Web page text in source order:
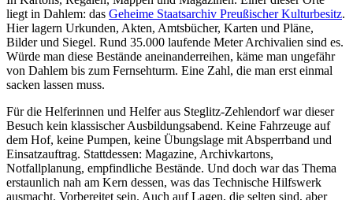
liegt in Dahlem: das Geheime Staatsarchiv Preußischer Kulturbesitz.
Hier lagern Urkunden, Akten, Amtsbücher, Karten und Pläne,
Bilder und Siegel. Rund 35.000 laufende Meter Archivalien sind es.
Würde man diese Bestände aneinanderreihen, käme man ungefähr
von Dahlem bis zum Fernsehturm. Eine Zahl, die man erst einmal
sacken lassen muss.
Für die Helferinnen und Helfer aus Steglitz-Zehlendorf war dieser
Besuch kein klassischer Ausbildungsabend. Keine Fahrzeuge auf
dem Hof, keine Pumpen, keine Übungslage mit Absperrband und
Einsatzauftrag. Stattdessen: Magazine, Archivkartons,
Notfallplanung, empfindliche Bestände. Und doch war das Thema
erstaunlich nah am Kern dessen, was das Technische Hilfswerk
ausmacht. Vorbereitet sein. Auch auf Lagen, die selten sind, aber